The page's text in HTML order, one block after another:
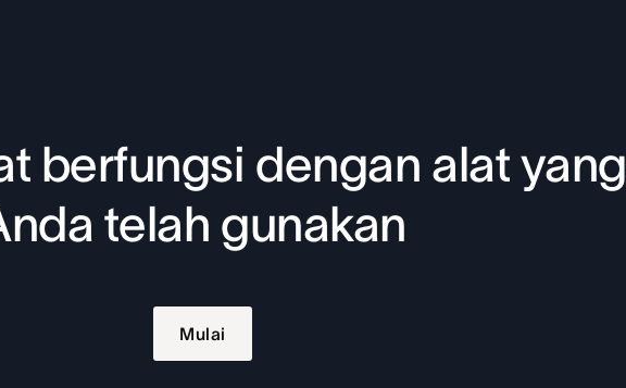
berfungsi dengan alat yang
telah gunakan
Mulai